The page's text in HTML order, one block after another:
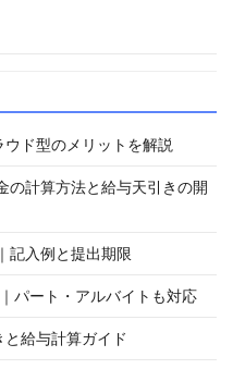
ド型のメリットを解説
の計算方法と給与天引きの開
記入例と提出期限
パート・アルバイトも対応
給与計算ガイド